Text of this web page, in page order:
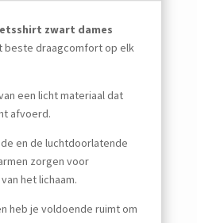
zwart dames
beste draagcomfort op elk
een licht materiaal dat
afvoerd.
en de luchtdoorlatende
zorgen voor
het lichaam.
heb je voldoende ruimt om